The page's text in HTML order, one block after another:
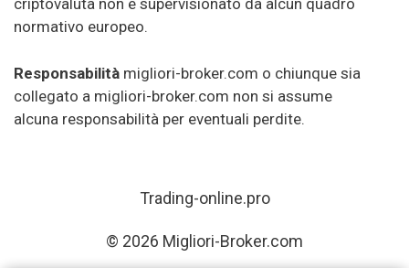
criptovaluta non è supervisionato da alcun quadro
normativo europeo.
Responsabilità migliori-broker.com o chiunque sia
collegato a migliori-broker.com non si assume
alcuna responsabilità per eventuali perdite.
Trading-online.pro
© 2026 Migliori-Broker.com